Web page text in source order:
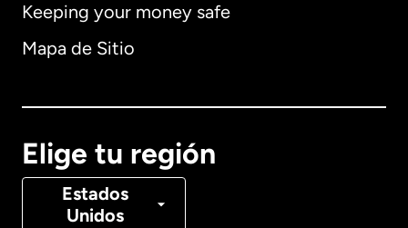
Keeping your money safe
Mapa de Sitio
Elige tu región
Estados
Unidos
Alemania
Canadá Français